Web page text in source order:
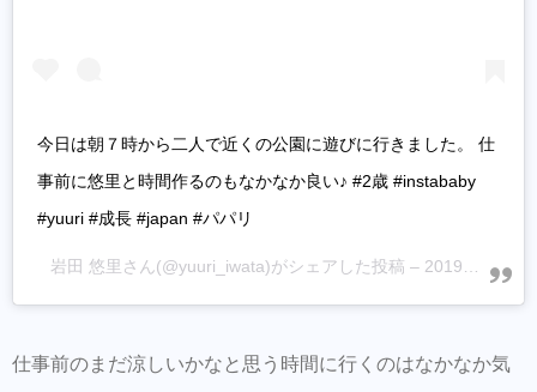
今日は朝７時から二人で近くの公園に遊びに行きました。 仕
事前に悠里と時間作るのもなかなか良い♪ #2歳 #instababy
#yuuri #成長 #japan #パパリ
岩田 悠里 さん(@yuuri_iwata)がシェアした投稿 – 2019年 5月月23日午後6時41分PDT
仕事前のまだ涼しいかなと思う時間に行くのはなかなか気